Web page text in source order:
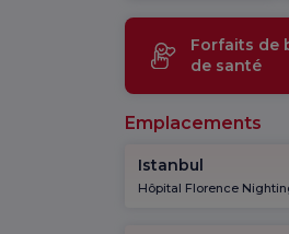
Forfaits de
de santé
Emplacements
Istanbul
Hôpital Florence